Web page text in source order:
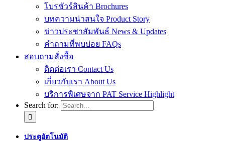
โบรชัวร์สินค้า Brochures
บทความน่าสนใจ Product Story
ข่าวประชาสัมพันธ์ News & Updates
คำถามที่พบบ่อย FAQs
สอบถามสั่งซื้อ
ติดต่อเรา Contact Us
เกี่ยวกับเรา About Us
บริการพิเศษจาก PAT Service Highlight
Search for:
ประตูอัตโนมัติ